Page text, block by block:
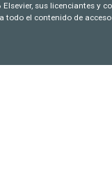
sus licenciantes y
el contenido de